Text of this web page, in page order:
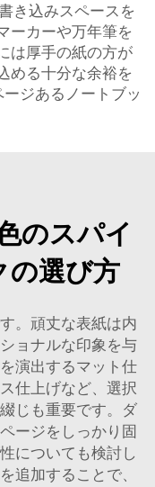
き込みスペースを
ーカーや万年筆を
は厚手の紙の方が
める十分な余裕を
ジあるノートブッ
のスパイ
の選び方
。頑丈な表紙は内
ョナルな印象を与
演出するマット仕
仕上げなど、選択
じも重要です。ダ
ージをしっかり固
についても検討し
追加することで、